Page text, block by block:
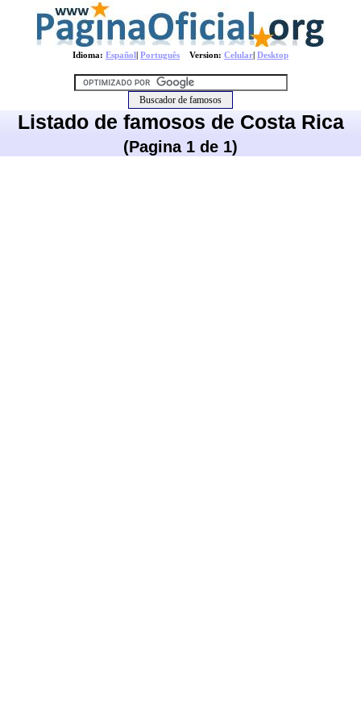
Idioma: Español| Português Version: Celular| Desktop
Listado de famosos de Costa Rica
(Pagina 1 de 1)